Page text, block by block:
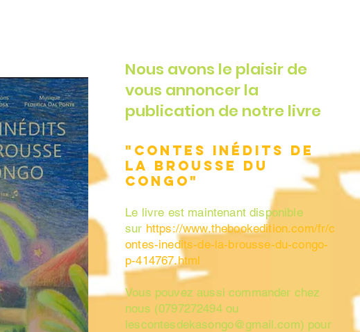
Nous avons le plaisir de
vous annoncer la
publication de notre livre
"contes inédits de
la brousse du
Congo"
Le livre est maintenant disponible
sur https://www.thebookedition.com/fr/c
ontes-inedits-de-la-brousse-du-congo-
p-414767.html
Vous pouvez aussi commander chez
nous (0797272494 ou
lescontesdekasongo@gmail.com) pour